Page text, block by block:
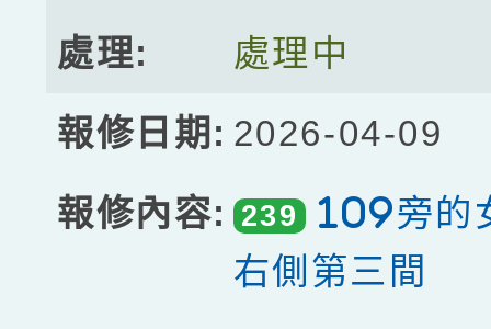
處理中
2026-04-09
239
109旁的
右側第三間